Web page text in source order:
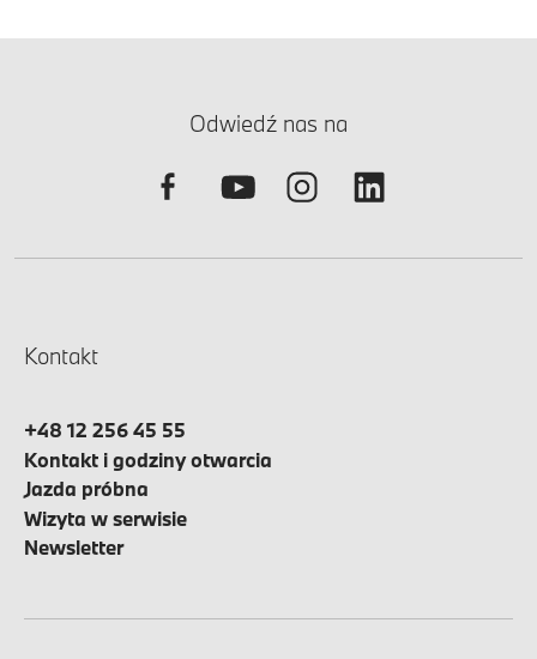
Odwiedź nas na
Kontakt
+48 12 256 45 55
Kontakt i godziny otwarcia
Jazda próbna
Wizyta w serwisie
Newsletter